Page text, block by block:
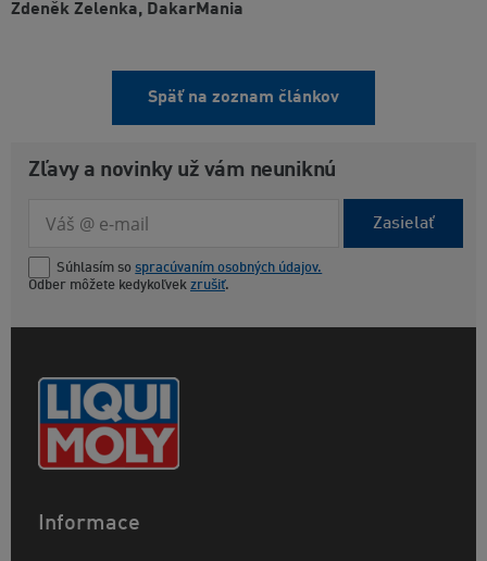
Zdeněk Zelenka, DakarMania
Späť na zoznam článkov
Zľavy a novinky už vám neuniknú
Zasielať
Súhlasím so spracúvaním osobných údajov.
Odber môžete kedykoľvek zrušiť.
Informace